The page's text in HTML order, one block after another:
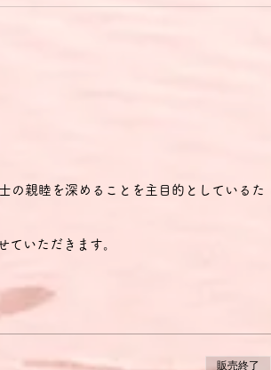
の親睦を深めることを主目的としているた
いただきます。
販売終了